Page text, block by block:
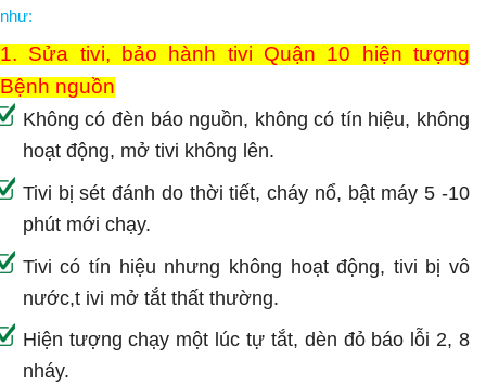
như:
1. Sửa tivi, bảo hành tivi Quận 10 hiện tượng
Bệnh nguồn
Không có đèn báo nguồn, không có tín hiệu, không
hoạt động, mở tivi không lên.
Tivi bị sét đánh do thời tiết, cháy nổ, bật máy 5 -10
phút mới chạy.
Tivi có tín hiệu nhưng không hoạt động, tivi bị vô
nước,t ivi mở tắt thất thường.
Hiện tượng chạy một lúc tự tắt, dèn đỏ báo lỗi 2, 8
nháy.